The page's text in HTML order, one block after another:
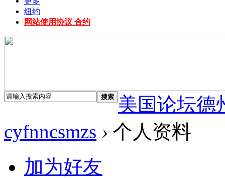
纽约
网站使用协议 合约
搜索
美国论坛德
cyfnncsmzs › 个人资料
加为好友